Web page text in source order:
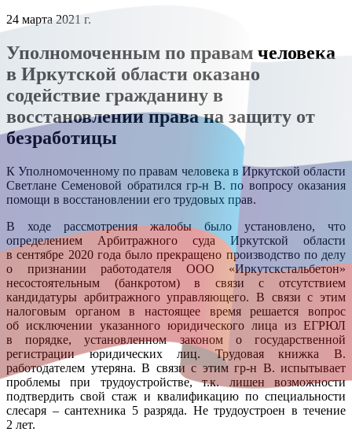
24 марта 2021 г.
Уполномоченным по правам человека
в Иркутской области оказано
содействие гражданину в
восстановлении права на защиту от
безработицы
К Уполномоченному по правам человека в Иркутской области
Светлане Семеновой обратился гр-н В. по вопросу оказания
помощи в восстановлении его трудовых прав.
В ходе рассмотрения жалобы было установлено, что
определением Арбитражного суда Иркутской области
в сентябре 2020 года было прекращено производство по делу
о признании работодателя ООО «Иркутскстальбетон»
несостоятельным (банкротом) в связи с отсутствием
кандидатуры арбитражного управляющего. В связи с этим
налоговым органом в настоящее время решается вопрос
об исключении указанного юридического лица из ЕГРЮЛ
в порядке, установленном законом о государственной
регистрации юридических лиц. Трудовая книжка В.
работодателем утеряна. В связи с этим гр-н В. испытывает
проблемы при трудоустройстве, т.к. лишен возможности
подтвердить свой стаж и квалификацию по специальности
слесаря – сантехника 5 разряда. Не трудоустроен в течение
2 лет.